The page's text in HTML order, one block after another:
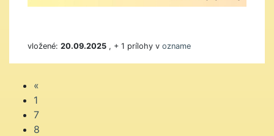
vložené: 20.09.2025 , + 1 prílohy v ozname
«
1
7
8